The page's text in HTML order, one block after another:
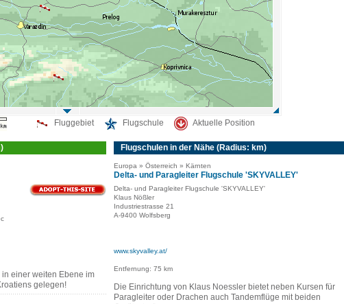
Fluggebiet Flugschule Aktuelle Position
in einer weiten Ebene im
gelegen!
Flugschulen in der Nähe (Radius: km)
Europa » Österreich » Kärnten
Delta- und Paragleiter Flugschule 'SKYVALLEY'
Delta- und Paragleiter Flugschule 'SKYVALLEY'
Klaus Nößler
Industriestrasse 21
A-9400 Wolfsberg
www.skyvalley.at/
Entfernung: 75 km
Die Einrichtung von Klaus Noessler bietet neben Kursen für
Paragleiter oder Drachen auch Tandemflüge mit beiden